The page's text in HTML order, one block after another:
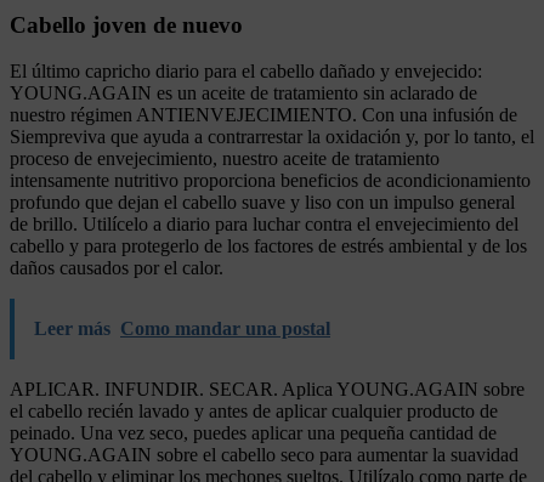
Cabello joven de nuevo
El último capricho diario para el cabello dañado y envejecido:
YOUNG.AGAIN es un aceite de tratamiento sin aclarado de
nuestro régimen ANTIENVEJECIMIENTO. Con una infusión de
Siempreviva que ayuda a contrarrestar la oxidación y, por lo tanto, el
proceso de envejecimiento, nuestro aceite de tratamiento
intensamente nutritivo proporciona beneficios de acondicionamiento
profundo que dejan el cabello suave y liso con un impulso general
de brillo. Utilícelo a diario para luchar contra el envejecimiento del
cabello y para protegerlo de los factores de estrés ambiental y de los
daños causados por el calor.
Leer más Como mandar una postal
APLICAR. INFUNDIR. SECAR. Aplica YOUNG.AGAIN sobre
el cabello recién lavado y antes de aplicar cualquier producto de
peinado. Una vez seco, puedes aplicar una pequeña cantidad de
YOUNG.AGAIN sobre el cabello seco para aumentar la suavidad
del cabello y eliminar los mechones sueltos. Utilízalo como parte de